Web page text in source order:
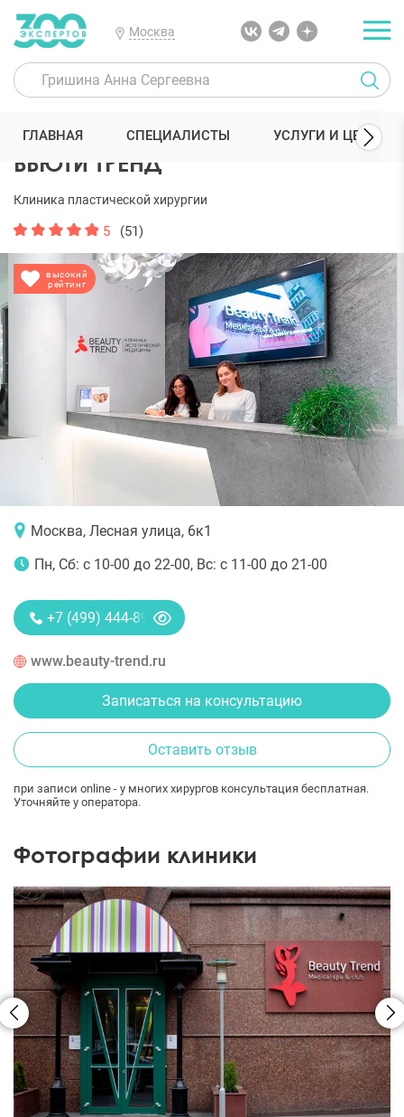
Москва
300 Экспертов Клиники БЬЮТИ ТРЕНД Отзывы
БЬЮТИ ТРЕНД
высокий
рейтинг
Клиника пластической хирургии
5 (51)
Москва, Лесная улица, 6к1
Пн, Сб: с 10-00 до 22-00, Вс: с 11-00 до 21-00
+7 (499) 444-89-28
www.beauty-trend.ru
Записаться на консультацию
Оставить отзыв
при записи online - у многих хирургов консультация бесплатная.
Уточняйте у оператора.
ГЛАВНАЯ СПЕЦИАЛИСТЫ УСЛУГИ И ЦЕНЫ
Фотографии клиники